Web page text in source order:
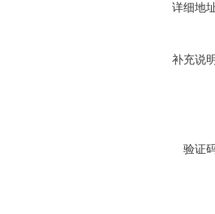
详细地
补充说
验证